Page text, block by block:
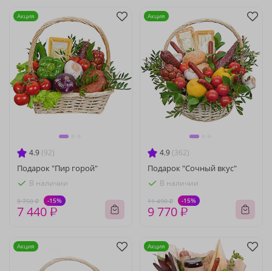
4.9 (92)
Подарок "Пир горой"
В наличии
8 750 ₽ -15%
7 440 ₽
Акция
4.9 (362)
Подарок "Сочный вкус"
В наличии
11 490 ₽ -15%
9 770 ₽
Акция
Акция Акция